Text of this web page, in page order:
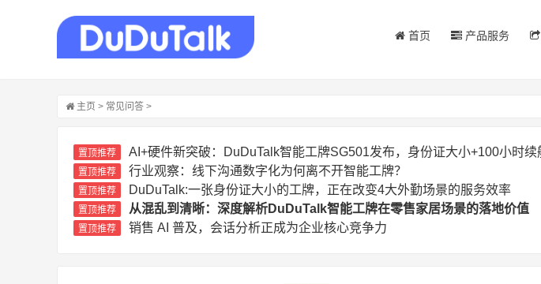
首页 产品服务
主页 > 常见问答 >
置顶推荐 AI+硬件新突破：DuDuTalk智能工牌SG501发布，身份证大小+100小时续
置顶推荐 行业观察：线下沟通数字化为何离不开智能工牌？
置顶推荐 DuDuTalk:一张身份证大小的工牌，正在改变4大外勤场景的服务效率
置顶推荐 从混乱到清晰：深度解析DuDuTalk智能工牌在零售家居场景的落地价值
置顶推荐 销售 AI 普及，会话分析正成为企业核心竞争力